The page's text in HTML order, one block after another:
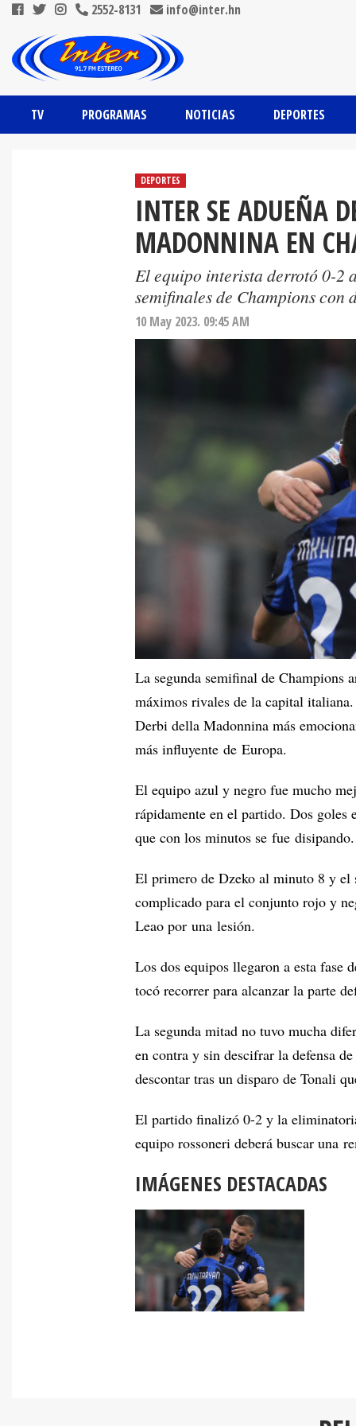
2552-8131 info@inter.hn
TV PROGRAMAS NOTICIAS DEPORTES
DEPORTES
INTER SE ADUEÑA
MADONNINA EN
El equipo interista derrotó 0-2
semifinales de Champions con
10 May 2023. 09:45 AM
La segunda semifinal de Champions
máximos rivales de la capital
Derbi della Madonnina más
más influyente de Europa.
El equipo azul y negro fue mucho
rápidamente en el partido. Dos goles
que con los minutos se fue disipando.
El primero de Dzeko al minuto 8 y
complicado para el conjunto rojo y
Leao por una lesión.
Los dos equipos llegaron a esta fase
tocó recorrer para alcanzar la parte
La segunda mitad no tuvo mucha
en contra y sin descifrar la defensa
descontar tras un disparo de Tonali
El partido finalizó 0-2 y la
equipo rossoneri deberá buscar una
IMÁGENES DESTACADAS